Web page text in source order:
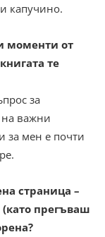
капучино.
моменти от
те
за
важни
за мен е почти
страница –
прегъваш